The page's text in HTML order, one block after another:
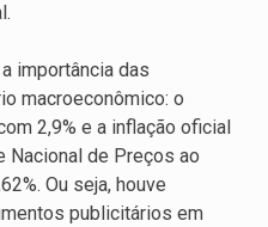
importância das
macroeconômico: o
2,9% e a inflação oficial
Nacional de Preços ao
Ou seja, houve
publicitários em